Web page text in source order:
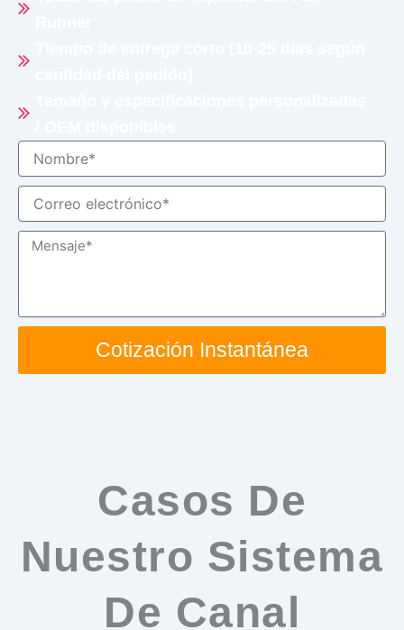
Nombre
Correo
electrónico
Mensaje
Cotización Instantánea
Casos De
Nuestro Sistema
De Canal